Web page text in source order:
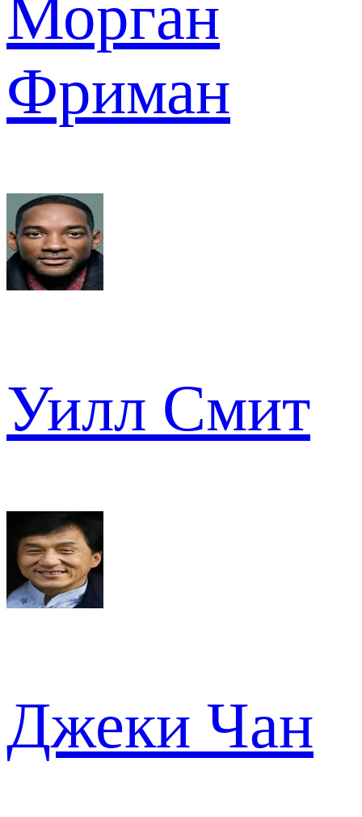
Морган
Фриман
Уилл Смит
Джеки Чан